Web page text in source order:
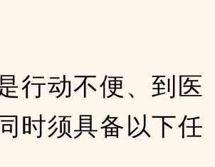
行动不便、到医
时须具备以下任